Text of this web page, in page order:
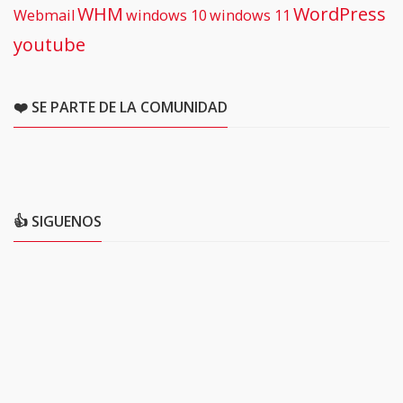
WebmailWHM windows 10windows 11 WordPress
youtube
❤️ SE PARTE DE LA COMUNIDAD
👍 SIGUENOS